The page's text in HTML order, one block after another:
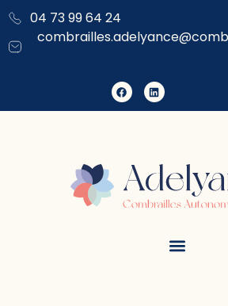
principal04 73 99 64 24